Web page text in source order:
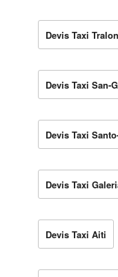
Devis Taxi
Devis Taxi San-
Devis Taxi
Devis Taxi
Devis Taxi Aiti